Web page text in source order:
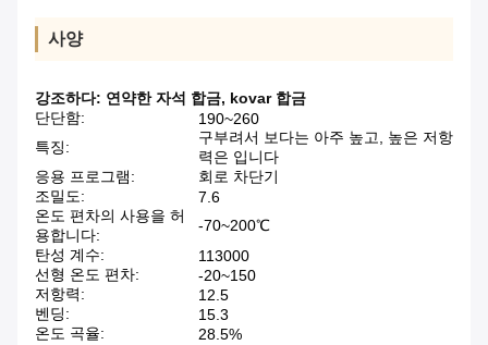
사양
강조하다: 연약한 자석 합금, kovar 합금
단단함:
190~260
특징:
구부려서 보다는 아주 높고, 높은 저항
력은 입니다
응용 프로그램:
회로 차단기
조밀도:
7.6
온도 편차의 사용을 허
용합니다:
-70~200℃
탄성 계수:
113000
선형 온도 편차:
-20~150
저항력:
12.5
벤딩:
15.3
온도 곡율:
28.5%